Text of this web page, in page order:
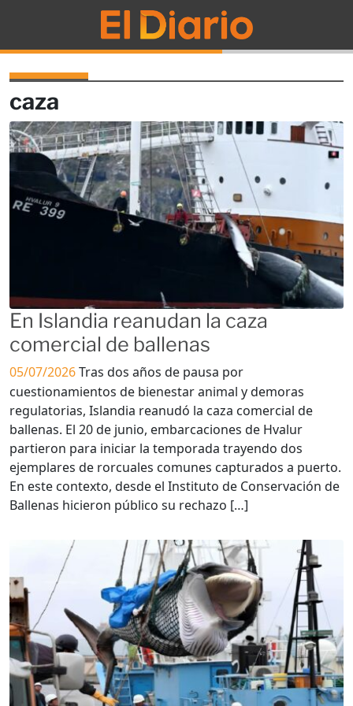
caza
En Islandia reanudan la caza
comercial de ballenas
05/07/2026Tras dos años de pausa por
cuestionamientos de bienestar animal y demoras
regulatorias, Islandia reanudó la caza comercial de
ballenas. El 20 de junio, embarcaciones de Hvalur
partieron para iniciar la temporada trayendo dos
ejemplares de rorcuales comunes capturados a puerto.
En este contexto, desde el Instituto de Conservación de
Ballenas hicieron público su rechazo […]